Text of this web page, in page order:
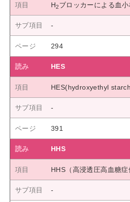
H2ブロッカーによる血
294
HES
HES(hydroxyethyl
391
HHS
HHS（高浸透圧高血糖症